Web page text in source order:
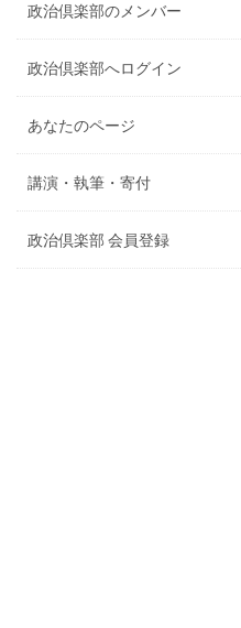
政治倶楽部のメンバー
政治倶楽部へログイン
あなたのページ
講演・執筆・寄付
政治倶楽部 会員登録